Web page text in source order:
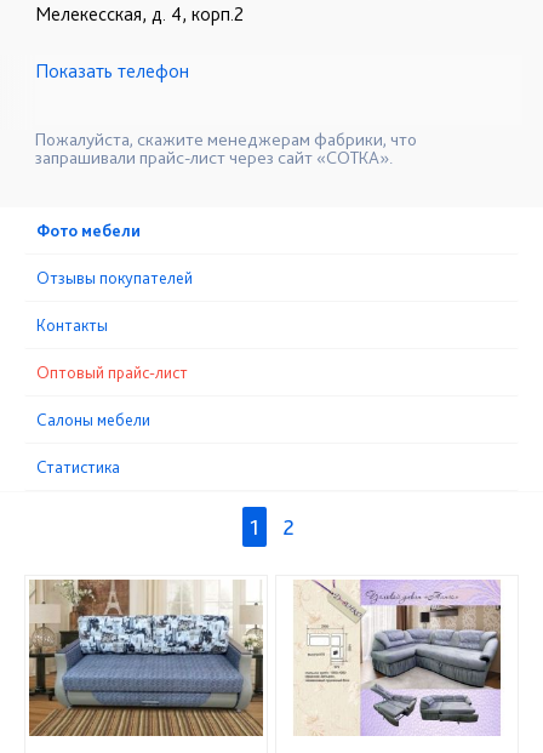
Мелекесская, д. 4, корп.2
☎+7 (8422) 22-90-20
Показать телефон
Пожалуйста, скажите менеджерам фабрики, что
запрашивали прайс-лист через сайт «СОТКА».
Фото мебели
Отзывы покупателей
Контакты
Оптовый прайс-лист
Cалоны мебели
Статистика
1 2